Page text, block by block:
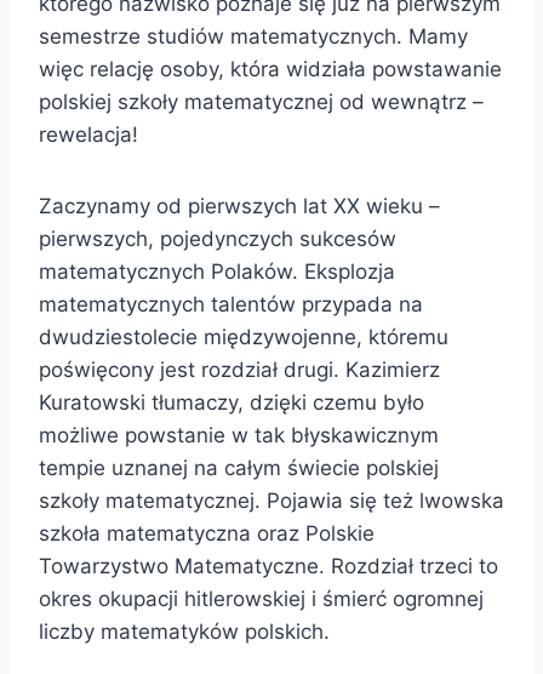
semestrze studiów matematycznych. Mamy
więc relację osoby, która widziała powstawanie
polskiej szkoły matematycznej od wewnątrz –
rewelacja!
Zaczynamy od pierwszych lat XX wieku –
pierwszych, pojedynczych sukcesów
matematycznych Polaków. Eksplozja
matematycznych talentów przypada na
dwudziestolecie międzywojenne, któremu
poświęcony jest rozdział drugi. Kazimierz
Kuratowski tłumaczy, dzięki czemu było
możliwe powstanie w tak błyskawicznym
tempie uznanej na całym świecie polskiej
szkoły matematycznej. Pojawia się też lwowska
szkoła matematyczna oraz Polskie
Towarzystwo Matematyczne. Rozdział trzeci to
okres okupacji hitlerowskiej i śmierć ogromnej
liczby matematyków polskich.